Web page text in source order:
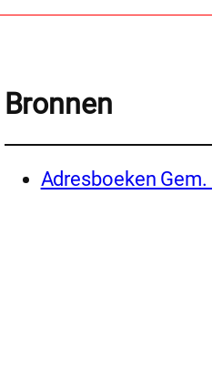
Bronnen
Adresboeken Gem.